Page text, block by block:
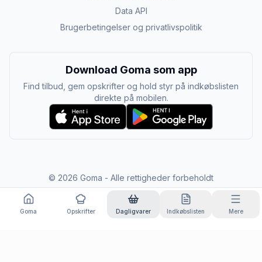
Data API
Brugerbetingelser og privatlivspolitik
Download Goma som app
Find tilbud, gem opskrifter og hold styr på indkøbslisten
direkte på mobilen.
© 2026 Goma - Alle rettigheder forbeholdt
Goma Opskrifter Dagligvarer Indkøbslisten Mere